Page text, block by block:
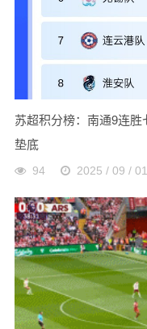
苏超积分榜：南通9连
垫底
94 2025 / 09 / 01